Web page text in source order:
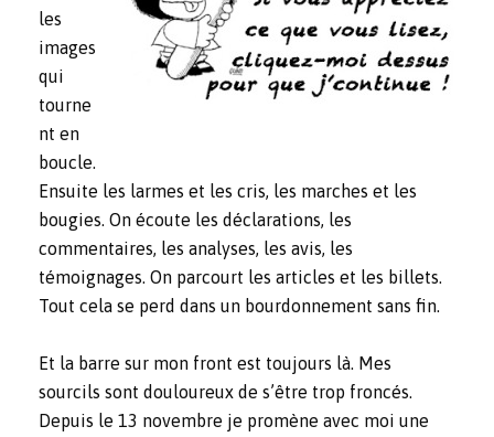
les
images
qui
tourne
nt en
boucle.
Ensuite les larmes et les cris, les marches et les
bougies. On écoute les déclarations, les
commentaires, les analyses, les avis, les
témoignages. On parcourt les articles et les billets.
Tout cela se perd dans un bourdonnement sans fin.
Et la barre sur mon front est toujours là. Mes
sourcils sont douloureux de s’être trop froncés.
Depuis le 13 novembre je promène avec moi une